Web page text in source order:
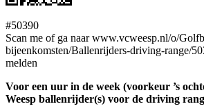
#50390
Scan me of ga naar www.vcweesp.nl/o/
bijeenkomsten/Ballenrijders-driving-range/
melden
Voor een uur in de week (voorkeur ’s
Weesp ballenrijder(s) voor de driving